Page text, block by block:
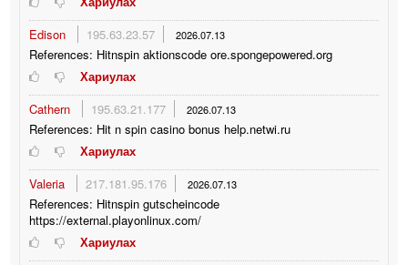
Edison
195.63.23.57 2026.07.13
References: Hitnspin aktionscode ore.spongepowered.org
Хариулах
Cathern
195.63.21.177 2026.07.13
References: Hit n spin casino bonus help.netwi.ru
Хариулах
Valeria
217.181.95.176 2026.07.13
References: Hitnspin gutscheincode
https://external.playonlinux.com/
Хариулах